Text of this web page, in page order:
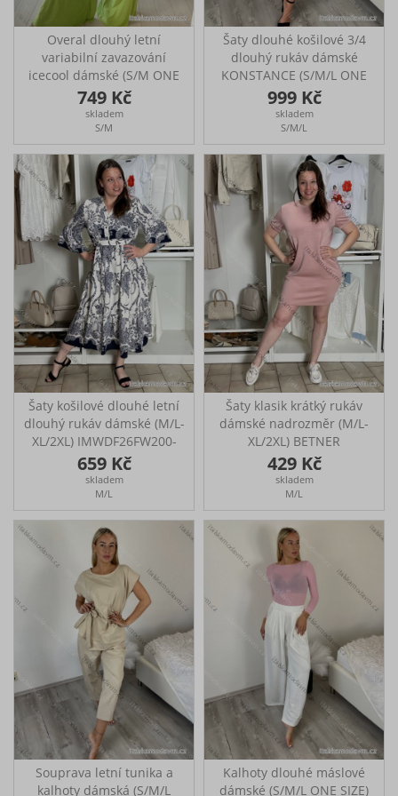
Overal dlouhý letní
variabilní zavazování
icecool dámské (S/M ONE
SIZE) ITALSKÁ MÓDA
IMM22377/DR
Dlouhý overal variabilní
zavázání
749 Kč
skladem
S/M
Šaty dlouhé košilové 3/4
dlouhý rukáv dámské
KONSTANCE (S/M/L ONE
SIZE) ITALSKÁ MÓDA
IMPDY264885/DUR
Dlouhé, elegantní košilové
šaty Do pasu jsou na
knoflíky Ideální na
každodenní nošení, do
práce či speciální akce
Rozměry: přes prsa: 104
cm, pas: 98 cm, délka:
126 cm
999 Kč
skladem
S/M/L
Šaty košilové dlouhé letní
dlouhý rukáv dámské (M/L-
XL/2XL) IMWDF26FW200-
3/DUR
Dlouhé, letní košilové šaty
Ideální na každodenní
nošení, do práce či
speciální akce Šaty mají
pásek Rozměry: M/L: přes
prsa: 110 cm, boky: 136
cm, délka: 125 cm
659 Kč
skladem
M/L
Šaty klasik krátký rukáv
dámské nadrozměr (M/L-
XL/2XL) BETNER
BES2684652/DUR
Volnočasové šaty klasik s
krátkým rukávem Ideální
na každodenní nošení
Šaty mají kapsy Rozměry:
M/L: přes prsa: 106-114
cm, boky: 104-116 cm,
délka: 89 cm
429 Kč
skladem
M/L
Souprava letní tunika a
kalhoty dámská (S/M/L
Kalhoty dlouhé máslové
dámské (S/M/L ONE SIZE)